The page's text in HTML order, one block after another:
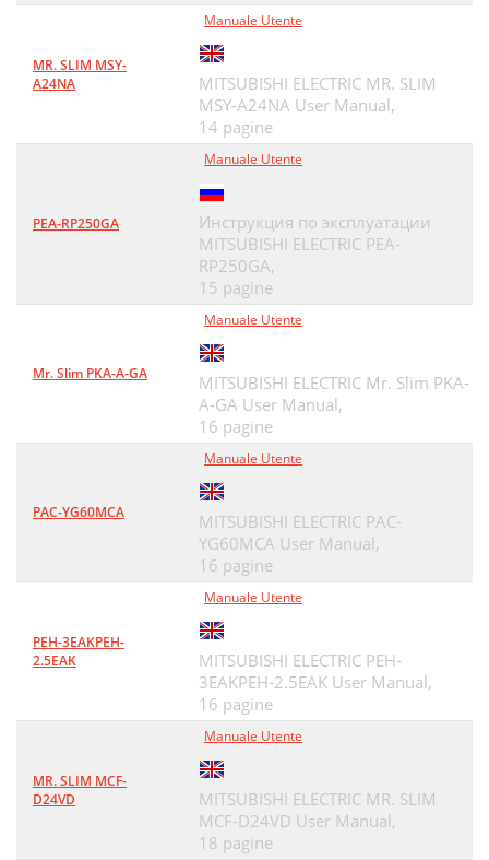
MR. SLIM MSY-
A24NA
Manuale Utente
MITSUBISHI ELECTRIC MR. SLIM
MSY-A24NA User Manual,
14 pagine
PEA-RP250GA
Manuale Utente
Инструкция по эксплуатации
MITSUBISHI ELECTRIC PEA-
RP250GA,
15 pagine
Mr. Slim PKA-A-GA
Manuale Utente
MITSUBISHI ELECTRIC Mr. Slim PKA-
A-GA User Manual,
16 pagine
PAC-YG60MCA
Manuale Utente
MITSUBISHI ELECTRIC PAC-
YG60MCA User Manual,
16 pagine
PEH-3EAKPEH-
2.5EAK
Manuale Utente
MITSUBISHI ELECTRIC PEH-
3EAKPEH-2.5EAK User Manual,
16 pagine
MR. SLIM MCF-
D24VD
Manuale Utente
MITSUBISHI ELECTRIC MR. SLIM
MCF-D24VD User Manual,
18 pagine